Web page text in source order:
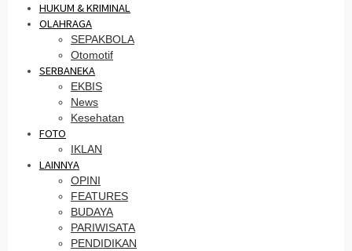
HUKUM & KRIMINAL
OLAHRAGA
SEPAKBOLA
Otomotif
SERBANEKA
EKBIS
News
Kesehatan
FOTO
IKLAN
LAINNYA
OPINI
FEATURES
BUDAYA
PARIWISATA
PENDIDIKAN